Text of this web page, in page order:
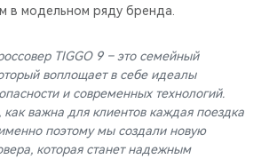
в модельном ряду бренда.
TIGGO 9 – это семейный
воплощает в себе идеалы
и современных технологий.
важна для клиентов каждая поездка
поэтому мы создали новую
которая станет надежным